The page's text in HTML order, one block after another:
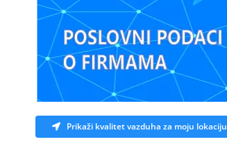
Prikaži kvalitet vazduha za moju lokaciju